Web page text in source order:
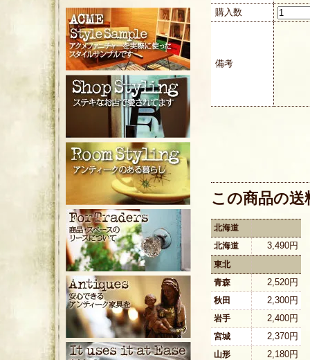
購入数
備考
この商品の
北海道
北海道
3,490円
東北
青森
2,520円
秋田 2,300円
岩手 2,400円
宮城 2,370円
山形 2,180円